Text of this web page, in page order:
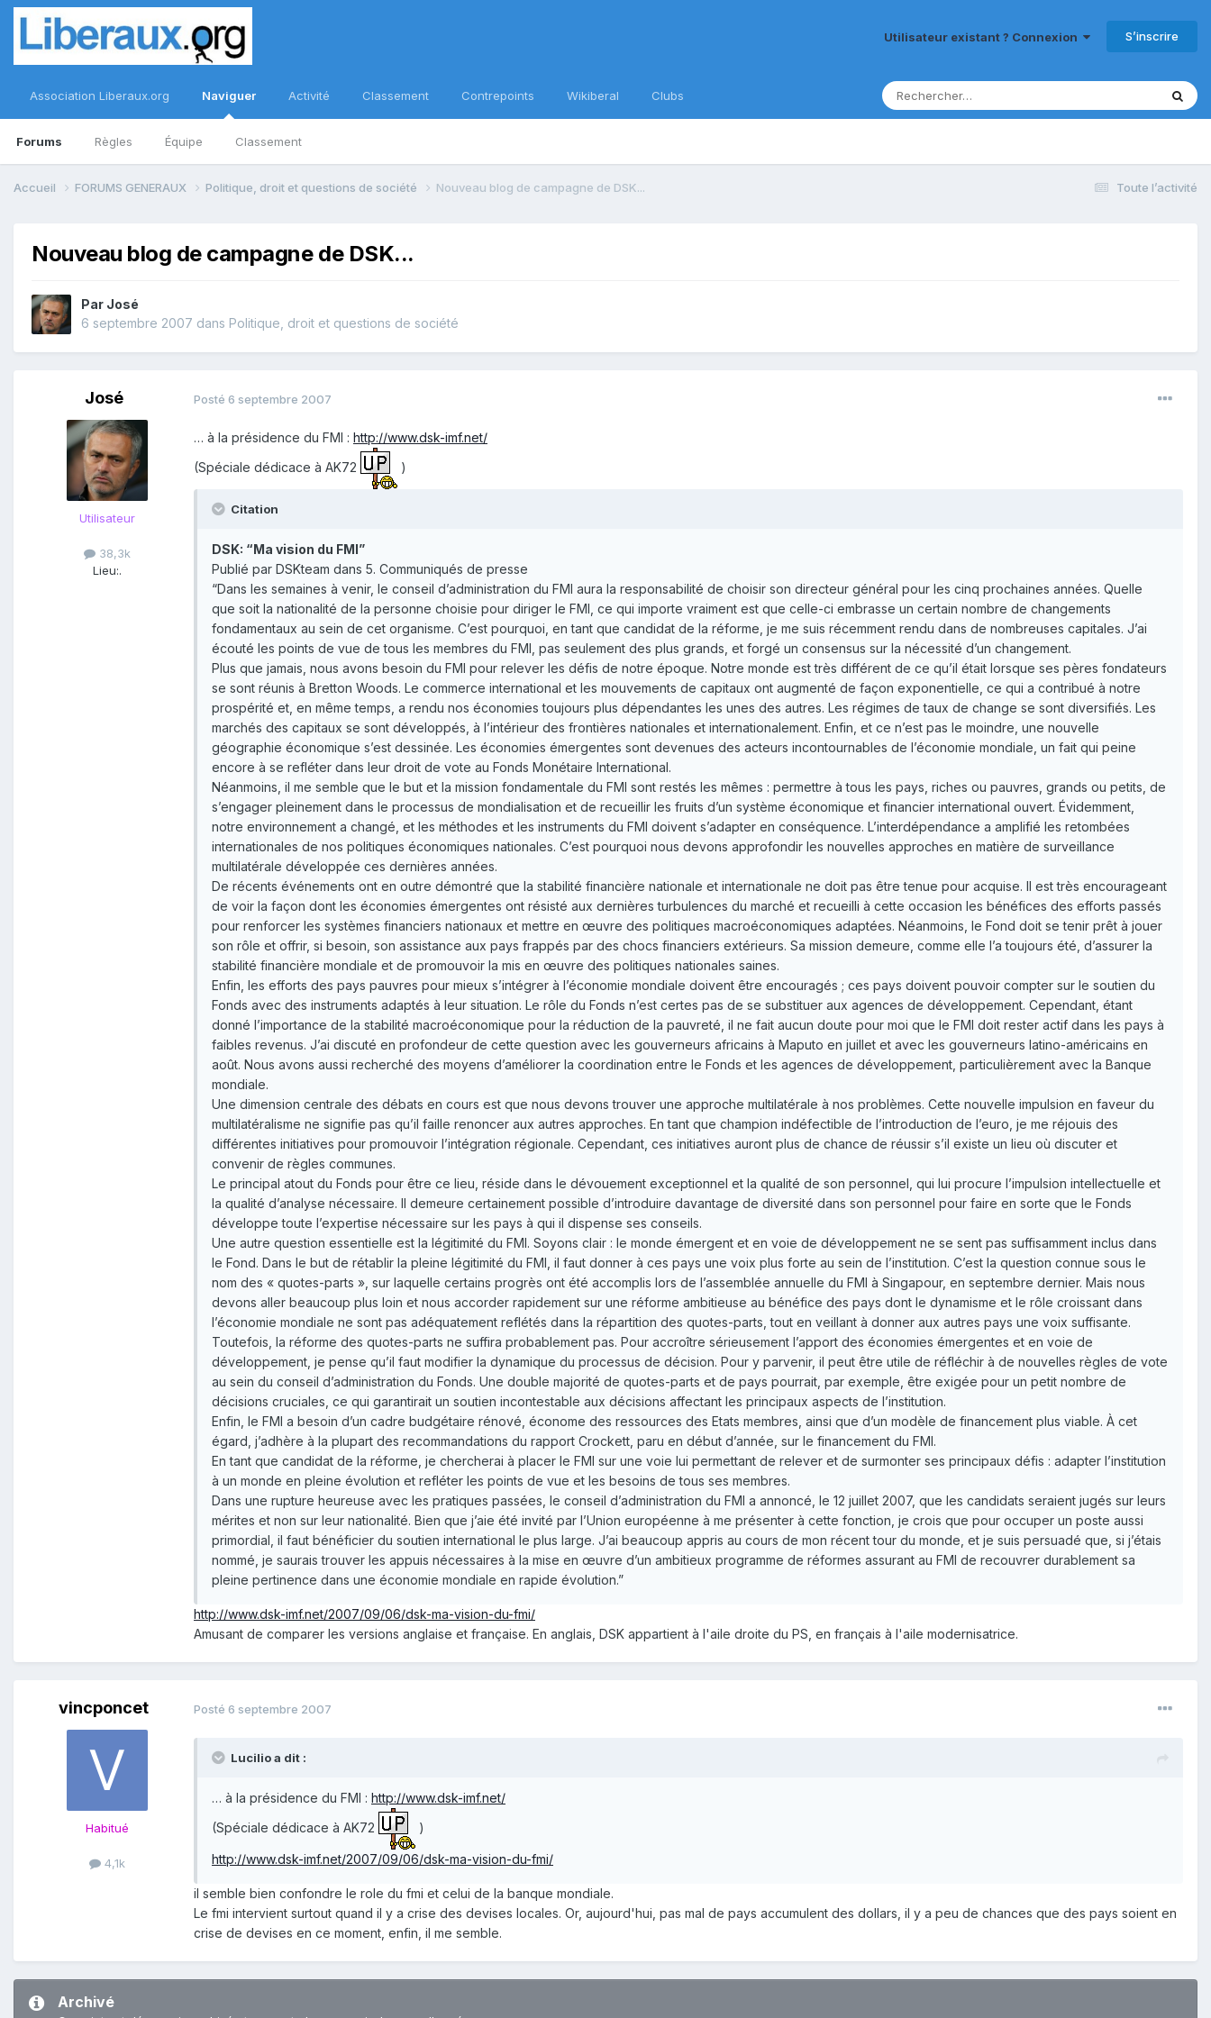
Utilisateur existant ? Connexion S’inscrire
Association Liberaux.org Naviguer
Forums Règles Équipe Classement
Activité Classement Contrepoints Wikiberal Clubs
Toute l’activité
Accueil FORUMS GENERAUX Politique, droit et questions de société Nouveau blog de campagne de DSK...
Nouveau blog de campagne de DSK...
Par José
6 septembre 2007 dans Politique, droit et questions de société
José
Utilisateur
38,3k
Lieu:.
Posté 6 septembre 2007
… à la présidence du FMI : http://www.dsk-imf.net/
(Spéciale dédicace à AK72
)
Citation
DSK: “Ma vision du FMI”
Publié par DSKteam dans 5. Communiqués de presse
“Dans les semaines à venir, le conseil d’administration du FMI aura la responsabilité de choisir son directeur général pour les cinq prochaines années. Quelle
que soit la nationalité de la personne choisie pour diriger le FMI, ce qui importe vraiment est que celle-ci embrasse un certain nombre de changements
fondamentaux au sein de cet organisme. C’est pourquoi, en tant que candidat de la réforme, je me suis récemment rendu dans de nombreuses capitales. J’ai
écouté les points de vue de tous les membres du FMI, pas seulement des plus grands, et forgé un consensus sur la nécessité d’un changement.
Plus que jamais, nous avons besoin du FMI pour relever les défis de notre époque. Notre monde est très différent de ce qu’il était lorsque ses pères fondateurs
se sont réunis à Bretton Woods. Le commerce international et les mouvements de capitaux ont augmenté de façon exponentielle, ce qui a contribué à notre
prospérité et, en même temps, a rendu nos économies toujours plus dépendantes les unes des autres. Les régimes de taux de change se sont diversifiés. Les
marchés des capitaux se sont développés, à l’intérieur des frontières nationales et internationalement. Enfin, et ce n’est pas le moindre, une nouvelle
géographie économique s’est dessinée. Les économies émergentes sont devenues des acteurs incontournables de l’économie mondiale, un fait qui peine
encore à se refléter dans leur droit de vote au Fonds Monétaire International.
Néanmoins, il me semble que le but et la mission fondamentale du FMI sont restés les mêmes : permettre à tous les pays, riches ou pauvres, grands ou petits, de
s’engager pleinement dans le processus de mondialisation et de recueillir les fruits d’un système économique et financier international ouvert. Évidemment,
notre environnement a changé, et les méthodes et les instruments du FMI doivent s’adapter en conséquence. L’interdépendance a amplifié les retombées
internationales de nos politiques économiques nationales. C’est pourquoi nous devons approfondir les nouvelles approches en matière de surveillance
multilatérale développée ces dernières années.
De récents événements ont en outre démontré que la stabilité financière nationale et internationale ne doit pas être tenue pour acquise. Il est très encourageant
de voir la façon dont les économies émergentes ont résisté aux dernières turbulences du marché et recueilli à cette occasion les bénéfices des efforts passés
pour renforcer les systèmes financiers nationaux et mettre en œuvre des politiques macroéconomiques adaptées. Néanmoins, le Fond doit se tenir prêt à jouer
son rôle et offrir, si besoin, son assistance aux pays frappés par des chocs financiers extérieurs. Sa mission demeure, comme elle l’a toujours été, d’assurer la
stabilité financière mondiale et de promouvoir la mis en œuvre des politiques nationales saines.
Enfin, les efforts des pays pauvres pour mieux s’intégrer à l’économie mondiale doivent être encouragés ; ces pays doivent pouvoir compter sur le soutien du
Fonds avec des instruments adaptés à leur situation. Le rôle du Fonds n’est certes pas de se substituer aux agences de développement. Cependant, étant
donné l’importance de la stabilité macroéconomique pour la réduction de la pauvreté, il ne fait aucun doute pour moi que le FMI doit rester actif dans les pays à
faibles revenus. J’ai discuté en profondeur de cette question avec les gouverneurs africains à Maputo en juillet et avec les gouverneurs latino-américains en
août. Nous avons aussi recherché des moyens d’améliorer la coordination entre le Fonds et les agences de développement, particulièrement avec la Banque
mondiale.
Une dimension centrale des débats en cours est que nous devons trouver une approche multilatérale à nos problèmes. Cette nouvelle impulsion en faveur du
multilatéralisme ne signifie pas qu’il faille renoncer aux autres approches. En tant que champion indéfectible de l’introduction de l’euro, je me réjouis des
différentes initiatives pour promouvoir l’intégration régionale. Cependant, ces initiatives auront plus de chance de réussir s’il existe un lieu où discuter et
convenir de règles communes.
Le principal atout du Fonds pour être ce lieu, réside dans le dévouement exceptionnel et la qualité de son personnel, qui lui procure l’impulsion intellectuelle et
la qualité d’analyse nécessaire. Il demeure certainement possible d’introduire davantage de diversité dans son personnel pour faire en sorte que le Fonds
développe toute l’expertise nécessaire sur les pays à qui il dispense ses conseils.
Une autre question essentielle est la légitimité du FMI. Soyons clair : le monde émergent et en voie de développement ne se sent pas suffisamment inclus dans
le Fond. Dans le but de rétablir la pleine légitimité du FMI, il faut donner à ces pays une voix plus forte au sein de l’institution. C’est la question connue sous le
nom des « quotes-parts », sur laquelle certains progrès ont été accomplis lors de l’assemblée annuelle du FMI à Singapour, en septembre dernier. Mais nous
devons aller beaucoup plus loin et nous accorder rapidement sur une réforme ambitieuse au bénéfice des pays dont le dynamisme et le rôle croissant dans
l’économie mondiale ne sont pas adéquatement reflétés dans la répartition des quotes-parts, tout en veillant à donner aux autres pays une voix suffisante.
Toutefois, la réforme des quotes-parts ne suffira probablement pas. Pour accroître sérieusement l’apport des économies émergentes et en voie de
développement, je pense qu’il faut modifier la dynamique du processus de décision. Pour y parvenir, il peut être utile de réfléchir à de nouvelles règles de vote
au sein du conseil d’administration du Fonds. Une double majorité de quotes-parts et de pays pourrait, par exemple, être exigée pour un petit nombre de
décisions cruciales, ce qui garantirait un soutien incontestable aux décisions affectant les principaux aspects de l’institution.
Enfin, le FMI a besoin d’un cadre budgétaire rénové, économe des ressources des Etats membres, ainsi que d’un modèle de financement plus viable. À cet
égard, j’adhère à la plupart des recommandations du rapport Crockett, paru en début d’année, sur le financement du FMI.
En tant que candidat de la réforme, je chercherai à placer le FMI sur une voie lui permettant de relever et de surmonter ses principaux défis : adapter l’institution
à un monde en pleine évolution et refléter les points de vue et les besoins de tous ses membres.
Dans une rupture heureuse avec les pratiques passées, le conseil d’administration du FMI a annoncé, le 12 juillet 2007, que les candidats seraient jugés sur leurs
mérites et non sur leur nationalité. Bien que j’aie été invité par l’Union européenne à me présenter à cette fonction, je crois que pour occuper un poste aussi
primordial, il faut bénéficier du soutien international le plus large. J’ai beaucoup appris au cours de mon récent tour du monde, et je suis persuadé que, si j’étais
nommé, je saurais trouver les appuis nécessaires à la mise en œuvre d’un ambitieux programme de réformes assurant au FMI de recouvrer durablement sa
pleine pertinence dans une économie mondiale en rapide évolution.”
http://www.dsk-imf.net/2007/09/06/dsk-ma-vision-du-fmi/
Amusant de comparer les versions anglaise et française. En anglais, DSK appartient à l'aile droite du PS, en français à l'aile modernisatrice.
vincponcet
Habitué
4,1k
Posté 6 septembre 2007
Lucilio a dit :
… à la présidence du FMI : http://www.dsk-imf.net/
(Spéciale dédicace à AK72
)
http://www.dsk-imf.net/2007/09/06/dsk-ma-vision-du-fmi/
il semble bien confondre le role du fmi et celui de la banque mondiale.
Le fmi intervient surtout quand il y a crise des devises locales. Or, aujourd'hui, pas mal de pays accumulent des dollars, il y a peu de chances que des pays soient en
crise de devises en ce moment, enfin, il me semble.
Archivé